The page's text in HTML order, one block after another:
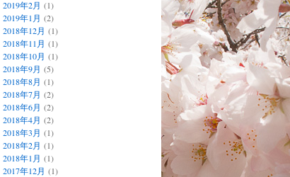
2019年2月 (1)
2019年1月 (2)
2018年12月 (1)
2018年11月 (1)
2018年10月 (1)
2018年9月 (5)
2018年8月 (1)
2018年7月 (2)
2018年6月 (2)
2018年4月 (2)
2018年3月 (1)
2018年2月 (1)
2018年1月 (1)
2017年12月 (1)